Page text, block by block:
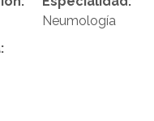
Neumología